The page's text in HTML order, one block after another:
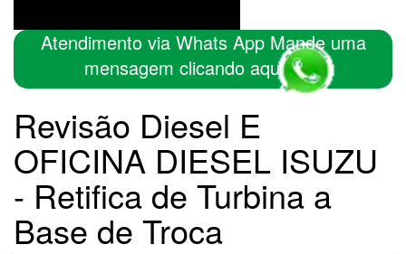
Atendimento via Whats App Mande uma
mensagem clicando aqui
Revisão Diesel E
OFICINA DIESEL ISUZU
- Retifica de Turbina a
Base de Troca